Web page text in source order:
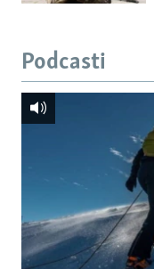
Podcasti